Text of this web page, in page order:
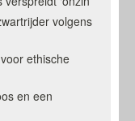
volgens
ethische
en een